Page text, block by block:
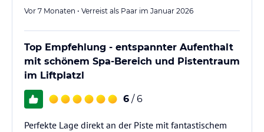
Vor 7 Monaten • Verreist als Paar im Januar 2026
Top Empfehlung - entspannter Aufenthalt
mit schönem Spa-Bereich und Pistentraum
im Liftplatzl
6 / 6
Perfekte Lage direkt an der Piste mit fantastischem